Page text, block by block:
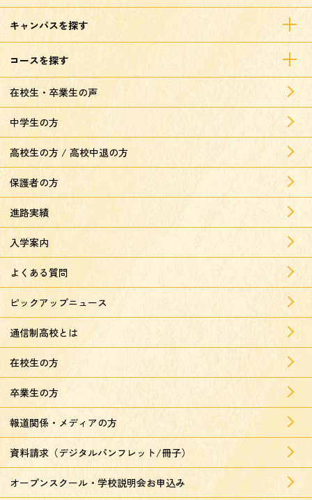
キャンパスを探す
コースを探す
在校生・卒業生の声
中学生の方
高校生の方 / 高校中退の方
保護者の方
進路実績
入学案内
よくある質問
ピックアップニュース
通信制高校とは
在校生の方
卒業生の方
報道関係・メディアの方
資料請求（デジタルパンフレット/冊子）
オープンスクール・学校説明会お申込み